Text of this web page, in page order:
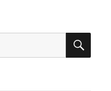
på
förstasidorna